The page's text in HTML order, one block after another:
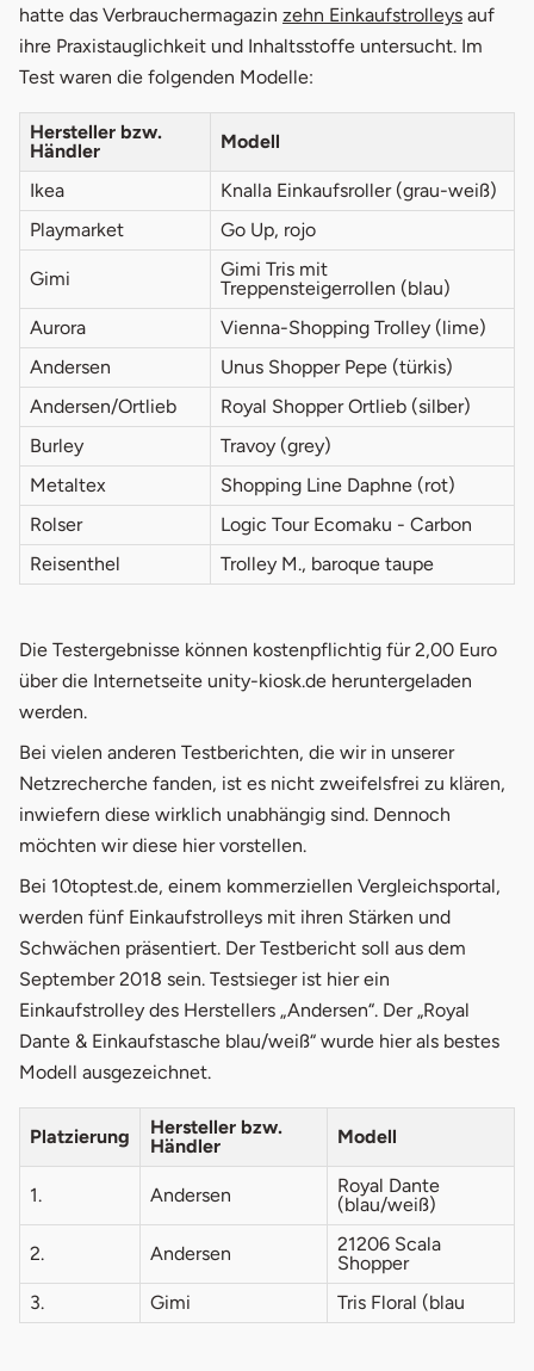
hatte das Verbrauchermagazin zehn Einkaufstrolleysöffnet
auf
ihre Praxistauglichkeit und Inhaltsstoffe untersucht. Im
Test waren die folgenden Modelle:
Hersteller bzw.
Händler
Modell
Ikea
Knalla Einkaufsroller (grau-weiß)
Playmarket
Go Up, rojo
Gimi
Gimi Tris mit
Treppensteigerrollen (blau)
Aurora
Vienna-Shopping Trolley (lime)
Andersen
Unus Shopper Pepe (türkis)
Andersen/Ortlieb
Royal Shopper Ortlieb (silber)
Burley
Travoy (grey)
Metaltex
Shopping Line Daphne (rot)
Rolser
Logic Tour Ecomaku - Carbon
Reisenthel
Trolley M., baroque taupe
Die Testergebnisse können kostenpflichtig für 2,00 Euro
über die Internetseite unity-kiosk.de heruntergeladen
werden.
Bei vielen anderen Testberichten, die wir in unserer
Netzrecherche fanden, ist es nicht zweifelsfrei zu klären,
inwiefern diese wirklich unabhängig sind. Dennoch
möchten wir diese hier vorstellen.
Bei 10toptest.de, einem kommerziellen Vergleichsportal,
werden fünf Einkaufstrolleys mit ihren Stärken und
Schwächen präsentiert. Der Testbericht soll aus dem
September 2018 sein. Testsieger ist hier ein
Einkaufstrolley des Herstellers „Andersen“. Der „Royal
Dante & Einkaufstasche blau/weiß“ wurde hier als bestes
Modell ausgezeichnet.
Platzierung
Hersteller bzw.
Händler
Modell
1. Andersen
Royal Dante
(blau/weiß)
2. Andersen
21206 Scala
Shopper
3.
Gimi Tris Floral (blau